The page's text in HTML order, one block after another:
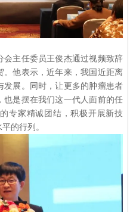
主任委员王俊杰通过视频致辞
。他表示，近年来，我国近距离
发展。同时，让更多的肿瘤患者
也是摆在我们这一代人面前的任
专家精诚团结，积极开展新技
的行列。